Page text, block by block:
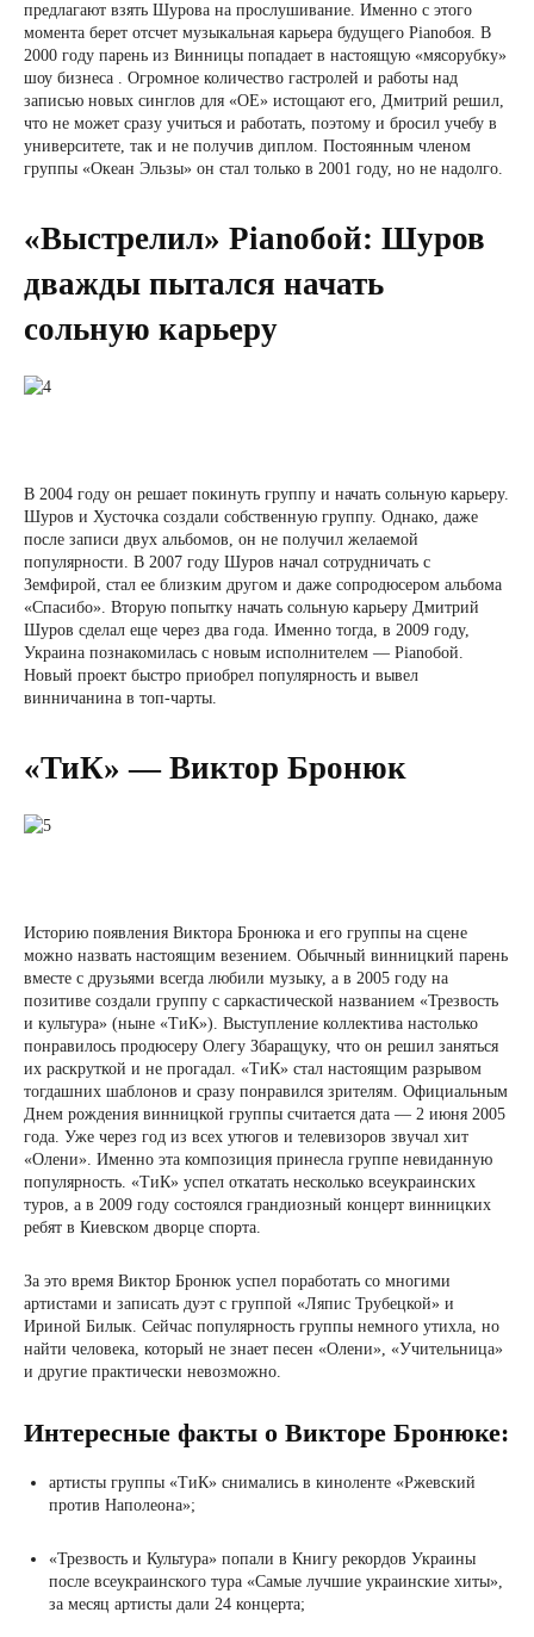
предлагают взять Шурова на прослушивание. Именно с этого
момента берет отсчет музыкальная карьера будущего Pianoбоя. В
2000 году парень из Винницы попадает в настоящую «мясорубку»
шоу бизнеса . Огромное количество гастролей и работы над
записью новых синглов для «ОЕ» истощают его, Дмитрий решил,
что не может сразу учиться и работать, поэтому и бросил учебу в
университете, так и не получив диплом. Постоянным членом
группы «Океан Эльзы» он стал только в 2001 году, но не надолго.
«Выстрелил» Pianoбой: Шуров
дважды пытался начать
сольную карьеру
В 2004 году он решает покинуть группу и начать сольную карьеру.
Шуров и Хусточка создали собственную группу. Однако, даже
после записи двух альбомов, он не получил желаемой
популярности. В 2007 году Шуров начал сотрудничать с
Земфирой, стал ее близким другом и даже сопродюсером альбома
«Спасибо». Вторую попытку начать сольную карьеру Дмитрий
Шуров сделал еще через два года. Именно тогда, в 2009 году,
Украина познакомилась с новым исполнителем — Pianoбой.
Новый проект быстро приобрел популярность и вывел
винничанина в топ-чарты.
«ТиК» — Виктор Бронюк
Историю появления Виктора Бронюка и его группы на сцене
можно назвать настоящим везением. Обычный винницкий парень
вместе с друзьями всегда любили музыку, а в 2005 году на
позитиве создали группу с саркастической названием «Трезвость
и культура» (ныне «ТиК»). Выступление коллектива настолько
понравилось продюсеру Олегу Збаращуку, что он решил заняться
их раскруткой и не прогадал. «ТиК» стал настоящим разрывом
тогдашних шаблонов и сразу понравился зрителям. Официальным
Днем рождения винницкой группы считается дата — 2 июня 2005
года. Уже через год из всех утюгов и телевизоров звучал хит
«Олени». Именно эта композиция принесла группе невиданную
популярность. «ТиК» успел откатать несколько всеукраинских
туров, а в 2009 году состоялся грандиозный концерт винницких
ребят в Киевском дворце спорта.
За это время Виктор Бронюк успел поработать со многими
артистами и записать дуэт с группой «Ляпис Трубецкой» и
Ириной Билык. Сейчас популярность группы немного утихла, но
найти человека, который не знает песен «Олени», «Учительница»
и другие практически невозможно.
Интересные факты о Викторе Бронюке:
артисты группы «ТиК» снимались в киноленте «Ржевский
против Наполеона»;
«Трезвость и Культура» попали в Книгу рекордов Украины
после всеукраинского тура «Самые лучшие украинские хиты»,
за месяц артисты дали 24 концерта;